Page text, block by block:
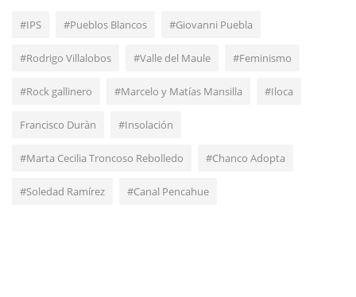
#IPS #Pueblos Blancos #Giovanni Puebla
#Rodrigo Villalobos #Valle del Maule #Feminismo
#Rock gallinero #Marcelo y Matías Mansilla #Iloca
Francisco Duràn #Insolación
#Marta Cecilia Troncoso Rebolledo #Chanco Adopta
#Soledad Ramírez #Canal Pencahue